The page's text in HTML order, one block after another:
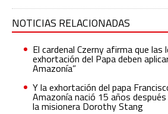
NOTICIAS RELACIONADAS
El cardenal Czerny afirma que las
exhortación del Papa deben
Amazonía”
Y la exhortación del papa
Amazonía nació 15 años
la misionera Dorothy Stang